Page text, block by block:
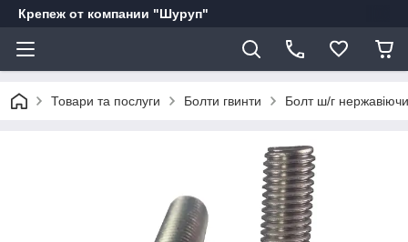
Крепеж от компании "Шуруп"
Товари та послуги Болти гвинти Болт ш/г